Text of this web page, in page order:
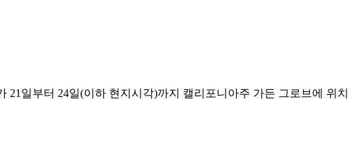
21일부터 24일(이하 현지시각)까지 캘리포니아주 가든 그로브에 위치